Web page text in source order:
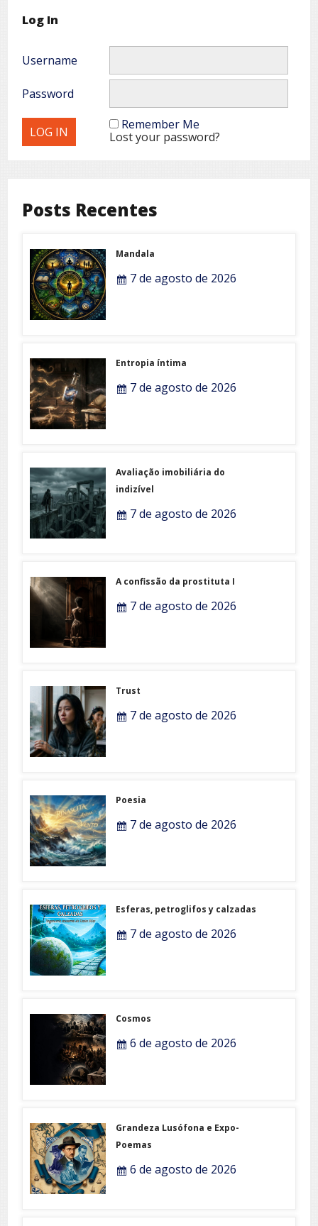
Log In
Username
Password
Remember Me
Lost your password?
Posts Recentes
Mandala
7 de agosto de 2026
Entropia íntima
7 de agosto de 2026
Avaliação imobiliária do
indizível
7 de agosto de 2026
A confissão da prostituta I
7 de agosto de 2026
Trust
7 de agosto de 2026
Poesia
7 de agosto de 2026
Esferas, petroglifos y calzadas
7 de agosto de 2026
Cosmos
6 de agosto de 2026
Grandeza Lusófona e Expo-
Poemas
6 de agosto de 2026